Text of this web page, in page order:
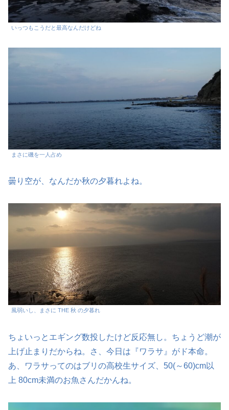
いっつもこうだと最高なんだけどね
まさに磯を一人占め
曇り空が、なんだか秋の夕暮れよね。
風弱いし、まさに THE 秋 の夕暮れ
ちょいっとエギング数投したけど反応無し。ちょうど潮が
上げ止まりだからね。さ、今日は『ワラサ』がド本命。
あ、ワラサってのはブリの高校生サイズ、50(～60)cm以
上 80cm未満のお魚さんだかんね。